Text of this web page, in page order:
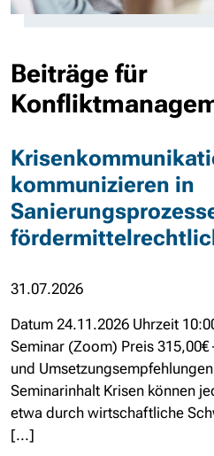
Beiträge für
kommunizieren in
31.07.2026
Datum 24.11.2026 Uhrzeit
Seminar (Zoom) Preis
und
Seminarinhalt Krisen können
etwa durch wirtschaftliche
[...]